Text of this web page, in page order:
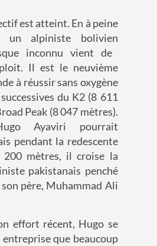
est atteint. En à peine
un alpiniste bolivien
inconnu vient de
Il est le neuvième
à réussirsans oxygène
successives du K2 (8 611
Peak (8047 mètres).
Ayaviri pourrait
pendant la redescente
mètres, il croise la
pakistanais penché
père, Muhammad Ali
effort récent, Hugo se
entreprise que beaucoup